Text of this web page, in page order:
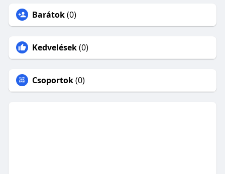
Barátok(0)
Kedvelések(0)
Csoportok(0)